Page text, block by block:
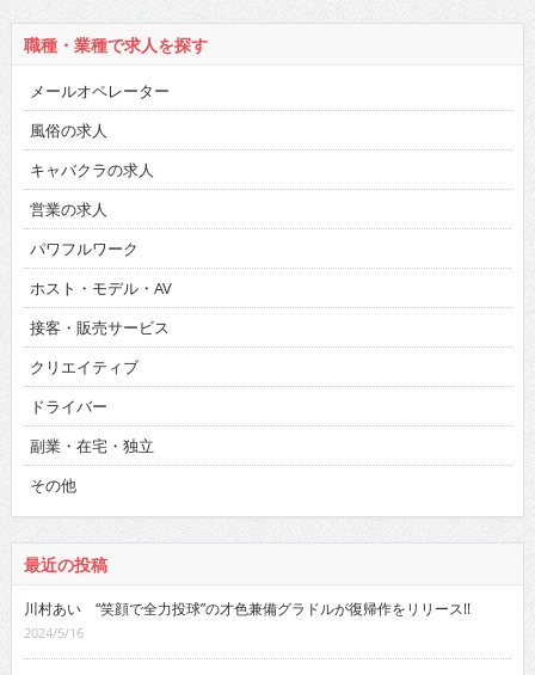
職種・業種で求人を探す
メールオペレーター
風俗の求人
キャバクラの求人
営業の求人
パワフルワーク
ホスト・モデル・AV
接客・販売サービス
クリエイティブ
ドライバー
副業・在宅・独立
その他
最近の投稿
川村あい “笑顔で全力投球”の才色兼備グラドルが復帰作をリリース!!
2024/5/16